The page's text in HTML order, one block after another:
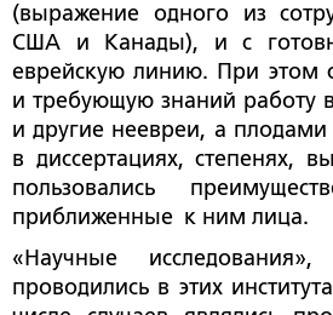
(выражение одного из
США и Канады), и с
еврейскую линию. При этом
и требующую знаний работу
и другие неевреи, а
в диссертациях, степенях,
пользовались
приближенные к ним лица.
«Научные
проводились в этих